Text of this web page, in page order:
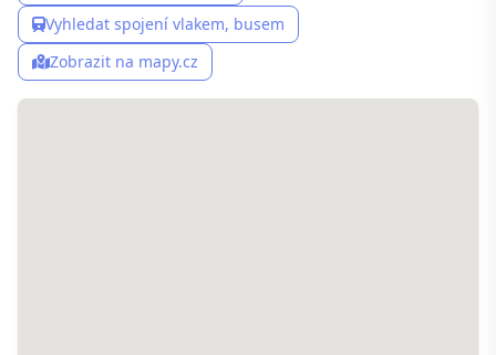
Vyhledat spojení vlakem, busem
Zobrazit na mapy.cz